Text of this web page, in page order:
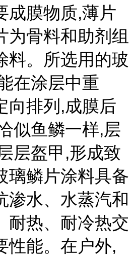
成膜物质,薄片
为骨料和助剂组
料。所选用的玻
在涂层中重
向排列,成膜后
似鱼鳞一样,层
层盔甲,形成致
璃鳞片涂料具备
渗水、水蒸汽和
耐热、耐冷热交
性能。在户外,